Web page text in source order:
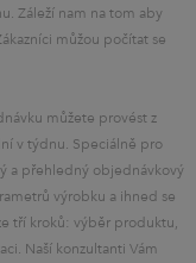
Záleží nam na tom aby
můžou počítat se
můžete provést z
v týdnu. Speciálně pro
a přehledný objednávkový
výrobku a ihned se
tří kroků: výběr produktu,
Naší konzultanti Vám